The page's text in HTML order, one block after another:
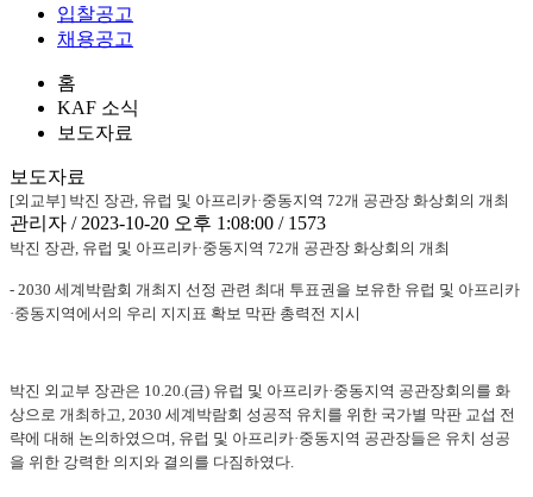
입찰공고
채용공고
홈
KAF 소식
보도자료
보도자료
[외교부] 박진 장관, 유럽 및 아프리카·중동지역 72개 공관장 화상회의 개최
관리자 / 2023-10-20 오후 1:08:00 / 1573
박진 장관, 유럽 및 아프리카·중동지역 72개 공관장 화상회의 개최
- 2030 세계박람회 개최지 선정 관련 최대 투표권을 보유한 유럽 및 아프리카
·중동지역에서의 우리 지지표 확보 막판 총력전 지시
박진 외교부 장관은 10.20.(금) 유럽 및 아프리카·중동지역 공관장회의를 화
상으로 개최하고, 2030 세계박람회 성공적 유치를 위한 국가별 막판 교섭 전
략에 대해 논의하였으며, 유럽 및 아프리카·중동지역 공관장들은 유치 성공
을 위한 강력한 의지와 결의를 다짐하였다.